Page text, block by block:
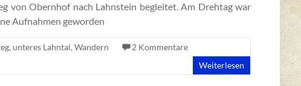
von Obernhof nach Lahnstein begleitet. Am Drehtag war
Aufnahmen geworden
, unteres Lahntal, Wandern
2 Kommentare
Weiterlesen